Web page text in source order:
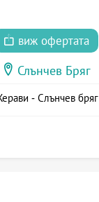
виж офертата
Слънчев Бряг
- Слънчев бряг